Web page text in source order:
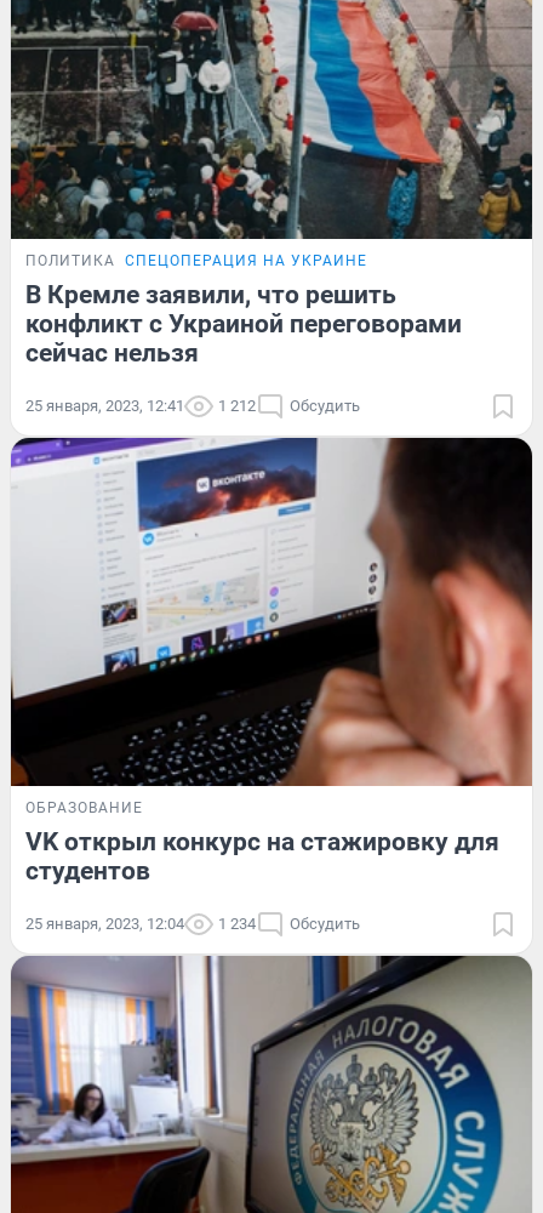
ПОЛИТИКА СПЕЦОПЕРАЦИЯ НА УКРАИНЕ
В Кремле заявили, что решить
конфликт с Украиной переговорами
сейчас нельзя
25 января, 2023, 12:41 1 212 Обсудить
ОБРАЗОВАНИЕ
VK открыл конкурс на стажировку для
студентов
25 января, 2023, 12:04 1 234 Обсудить